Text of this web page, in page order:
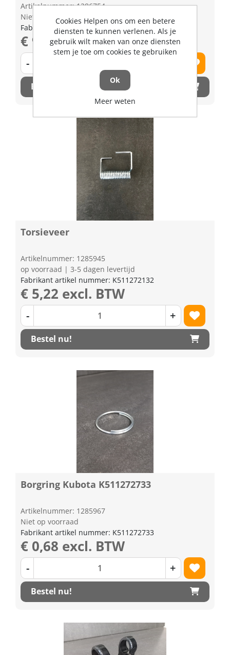
Artikelnummer: 1286754
Niet op voorraad
Fabrikant artikel nummer: K538147112
€ 95,45 excl. BTW
-
Bestel nu!
Torsieveer
Artikelnummer: 1285945
op voorraad | 3-5 dagen levertijd
Fabrikant artikel nummer: K511272132
€ 5,22 excl. BTW
- +
Bestel nu!
Borgring Kubota K511272733
Artikelnummer: 1285967
Niet op voorraad
Fabrikant artikel nummer: K511272733
€ 0,68 excl. BTW
- +
Bestel nu!
Cookies Helpen ons om een betere
diensten te kunnen verlenen. Als je
gebruik wilt maken van onze diensten
stem je toe om cookies te gebruiken
Ok
Meer weten